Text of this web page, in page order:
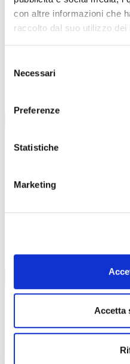
con altre informazioni che
raccolto dal suo utilizzo dei
delNecessari
Preferenze
Statistiche
Marketing
Accetta
durata
durata
6 ore
FORMAZIONE GENERALE
data
prezzo
02/09/
4 ore
€ 60